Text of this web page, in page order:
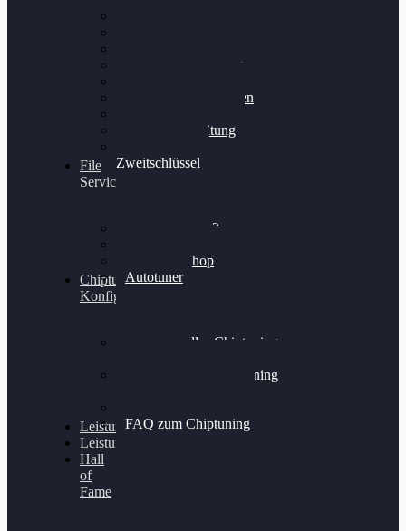
Getriebeoptimierung
Bremsscheiben planen
Felgenaufbereitung
Zweitschlüssel
File
Service
Alientech Kess3
Alientech Shop
Autotuner
Chiptuning
Konfigurator
Professionelles Chiptuning
Professionelles Chiptuning
FAQ zum Chiptuning
Leistungsmessung
Leistungsprüfstand
Hall
of
Fame